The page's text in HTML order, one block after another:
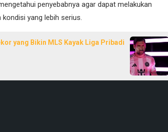
penyebabnya agar dapat melakukan
yang lebih serius.
yang Bikin MLS Kayak Liga Pribadi